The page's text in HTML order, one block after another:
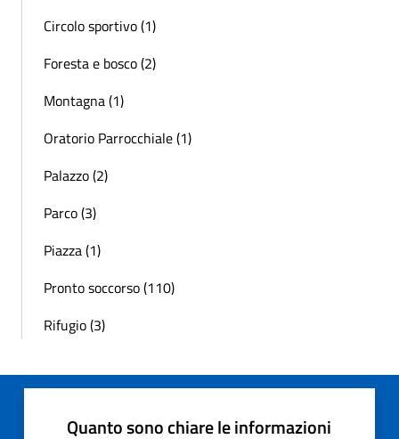
Circolo sportivo (1)
Foresta e bosco (2)
Montagna (1)
Oratorio Parrocchiale (1)
Palazzo (2)
Parco (3)
Piazza (1)
Pronto soccorso (110)
Rifugio (3)
Quanto sono chiare le informazioni